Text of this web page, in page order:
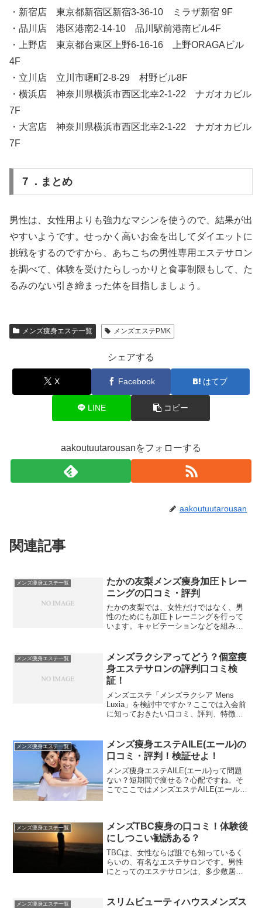
・新宿店 東京都新宿区新宿3-36-10 ミラザ新宿 9F
・品川店 港区港南2-14-10 品川駅前港南ビル4F
・上野店 東京都台東区上野6-16-16 上野ORAGAビル
4F
・立川店 立川市曙町2-8-29 村野ビル8F
・横浜店 神奈川県横浜市西区北幸2-1-22 ナガオカビル
7F
・大宮店 神奈川県横浜市西区北幸2-1-22 ナガオカビル
7F
７．まとめ
男性は、女性用よりも強力なマシンを使うので、結果が出
やすいようです。せっかく高いお金を出してダイエットに
挑戦をするのですから、あちこちの男性専用エステサロン
を調べて、体験を受けたらしっかりと食事制限もして、た
るみのない引き締まった体を目指しましょう。
メンズ痩身エステ一覧 メンズエステPMK
シェアする
X Facebook はてブ
LINE コピー
aakoutuutarousanをフォローする
aakoutuutarousan
関連記事
メンズ痩身エステ一覧
たかの友梨メンズ痩身加圧トレー
ニングの口コミ・評判
たかの友梨では、女性だけではなく、男
性のためにも加圧トレーニングを行って
います。キャビテーションなどを組み合
てみようと思います。
メンズ痩身エステ一覧
メンズラクシアってどう？個室痩
身エステサロンの評判口コミ検
証！
メンズエステ「メンズラクシア Mens
Luxia」を検討中ですか？ここでは入会前
に知っておきたい口コミ、評判、特徴、
なども知ることができます。
メンズ痩身エステ一覧
メンズ痩身エステAILE(エール)の
口コミ・評判！検証せよ！
メンズ痩身エステAILE(エール)って問題
ない？短期間で痩せる？心配ですね。そ
こでここではメンズエステAILE(エール)
メンズ痩身エステ一覧
メンズTBC痩身の口コミ！体験後
にしつこい勧誘ある？
TBCは、女性ならば誰でも知っているく
らいの、有名なエステサロンです。男性
にとってのエステサロンは、多少敷居が
ミも交えて検証して行きます。
メンズ痩身エステ一覧
スリムビューティハウスメンズス